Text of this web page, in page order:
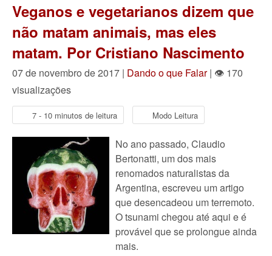
Veganos e vegetarianos dizem que
não matam animais, mas eles
matam. Por Cristiano Nascimento
07 de novembro de 2017 | Dando o que Falar| 👁 170
visualizações
7 - 10 minutos de leitura Modo Leitura
No ano passado, Claudio
Bertonatti, um dos mais
renomados naturalistas da
Argentina, escreveu um artigo
que desencadeou um terremoto.
O tsunami chegou até aqui e é
provável que se prolongue ainda
mais.